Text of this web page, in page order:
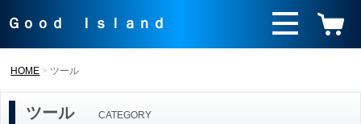
Ｇｏｏｄ Ｉｓｌａｎｄ
HOME ツール
ツール CATEGORY